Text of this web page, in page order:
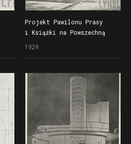
Projekt Pawilonu Prasy
i Książki na Powszechną
Wystawę Krajową (Pewukę)
1929